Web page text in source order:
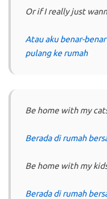
Or if I really just
Atau aku benar-
pulang ke rumah
Be home with my
Berada di rumah
Be home with my
Berada di rumah